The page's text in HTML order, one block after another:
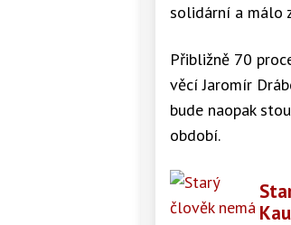
solidární a málo
Přibližně 70
věcí Jaromír
bude naopak
období.